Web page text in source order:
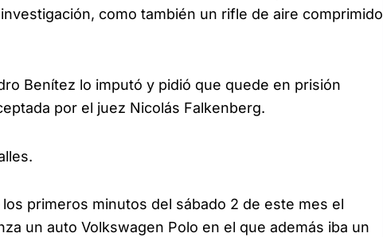
como también un rifle de aire comprimido
Benítez lo imputó y pidió que quede en prisión
por el juez Nicolás Falkenberg.
primeros minutos del sábado 2 de este mes el
un auto Volkswagen Polo en el que además iba un